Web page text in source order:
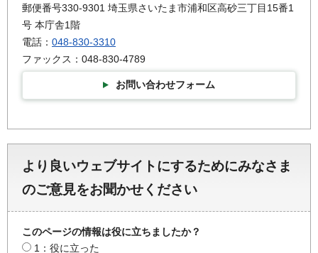
郵便番号330-9301 埼玉県さいたま市浦和区高砂三丁目15番1
号 本庁舎1階
電話： 048-830-3310
ファックス：048-830-4789
お問い合わせフォーム
より良いウェブサイトにするためにみなさま
のご意見をお聞かせください
このページの情報は役に立ちましたか？
1：役に立った